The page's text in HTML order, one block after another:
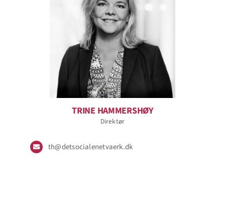
TRINE HAMMERSHØY
Direktør
th@detsocialenetvaerk.dk